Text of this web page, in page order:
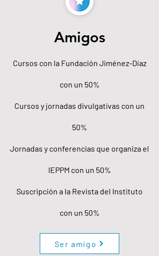
Amigos
Cursos con la Fundación Jiménez-Díaz
con un 50%
Cursos y jornadas divulgativas con un
50%
Jornadas y conferencias que organiza el
IEPPM con un 50%
Suscripción a la Revista del Instituto
con un 50%
Ser amigo